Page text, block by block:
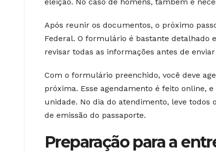
Após reunir os documentos, o próximo
Federal. O formulário é bastante detalhado
revisar todas as informações antes de
Com o formulário preenchido, você deve
próxima. Esse agendamento é feito online,
unidade. No dia do atendimento, leve
de emissão do passaporte.
Preparação para a